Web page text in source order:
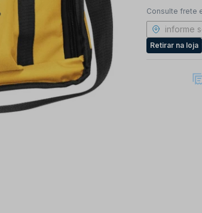
Consulte frete
Retirar na loja